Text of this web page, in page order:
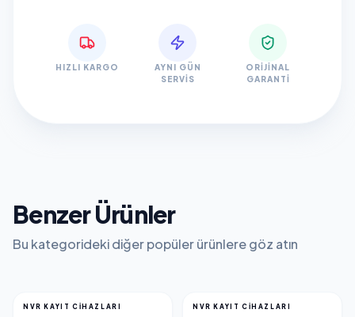
HIZLI KARGO
AYNI GÜN
SERVIS
ORIJINAL
GARANTI
Benzer Ürünler
Bu kategorideki diğer popüler ürünlere göz atın
NVR KAYIT CİHAZLARI NVR KAYIT CİHAZLARI